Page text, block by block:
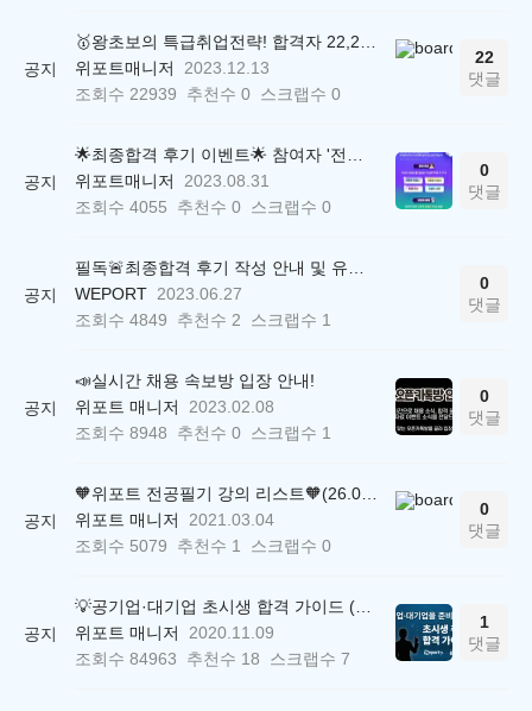
공지
위포트매니저
2023.12.13
조회수 22939 추천수 0 스크랩수 0
22
댓글
공지
위포트매니저
2023.08.31
조회수 4055 추천수 0 스크랩수 0
0
댓글
공지
WEPORT 2023.06.27
조회수 4849 추천수 2 스크랩수 1
0
댓글
공지
📣실시간 채용 속보방 입장 안내!
위포트 매니저
2023.02.08
조회수 8948 추천수 0 스크랩수 1
0
댓글
공지
위포트 매니저
2021.03.04
조회수 5079 추천수 1 스크랩수 0
0
댓글
공지
위포트 매니저
2020.11.09
조회수 84963 추천수 18 스크랩수 7
1
댓글